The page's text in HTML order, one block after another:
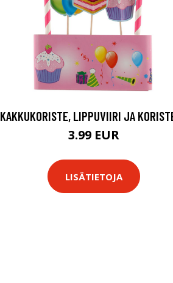
KAKKUKORISTE, LIPPUVIIRI JA
3.99 EUR
LISÄTIETOJA